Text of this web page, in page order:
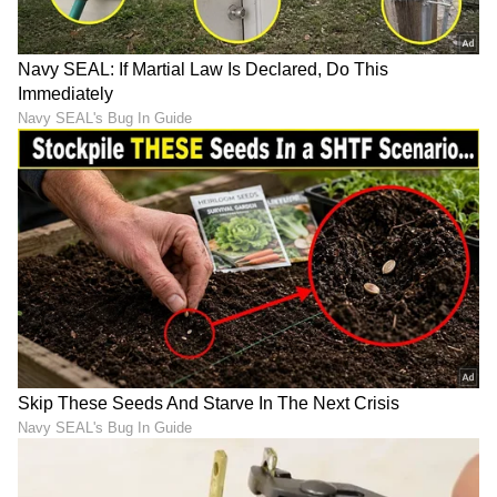
DOWNLOAD APP
RECOMMENDED STORIES